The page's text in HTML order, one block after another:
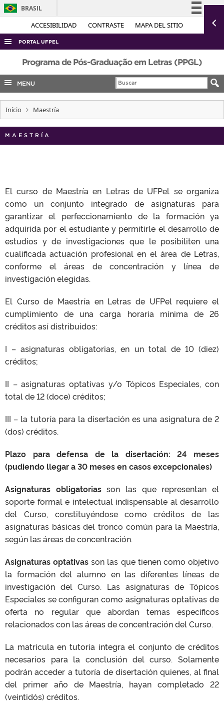
ACCESIBILIDAD CONTRASTE MAPA DEL SITIO
BRASIL
Simplifique!
Acesso à informação
Canais
PORTAL UFPEL
ACESSO À INFORMAÇÃO
AUDITORIA
COBALTO
CONCURSOS
EDITAIS
INTERNACIONAL
TELEFONES
Programa de Pós-Graduação em Letras (PPGL)
MENU
Início Maestría
MAESTRÍA
El curso de Maestría en Letras de UFPel se organiza
como un conjunto integrado de asignaturas para
garantizar el perfeccionamiento de la formación ya
adquirida por el estudiante y permitirle el desarrollo de
estudios y de investigaciones que le posibiliten una
cualificada actuación profesional en el área de Letras,
conforme el áreas de concentración y línea de
investigación elegidas.
El Curso de Maestría en Letras de UFPel requiere el
cumplimiento de una carga horaria mínima de 26
créditos así distribuidos:
I – asignaturas obligatorias, en un total de 10 (diez)
créditos;
II – asignaturas optativas y/o Tópicos Especiales, con
total de 12 (doce) créditos;
III – la tutoría para la disertación es una asignatura de 2
(dos) créditos.
Plazo para defensa de la disertación: 24 meses
(pudiendo llegar a 30 meses en casos excepcionales)
Asignaturas obligatoriasson las que representan el
soporte formal e intelectual indispensable al desarrollo
del Curso, constituyéndose como créditos de las
asignaturas básicas del tronco común para la Maestría,
según las áreas de concentración.
Asignaturas optativas son las que tienen como objetivo
la formación del alumno en las diferentes líneas de
investigación del Curso. Las asignaturas de Tópicos
Especiales se configuran como asignaturas optativas de
oferta no regular que abordan temas específicos
relacionados con las áreas de concentración del Curso.
La matrícula en tutoría integra el conjunto de créditos
necesarios para la conclusión del curso. Solamente
podrán acceder a tutoría de disertación quienes, al final
del primer año de Maestría, hayan completado 22
(veintidós) créditos.